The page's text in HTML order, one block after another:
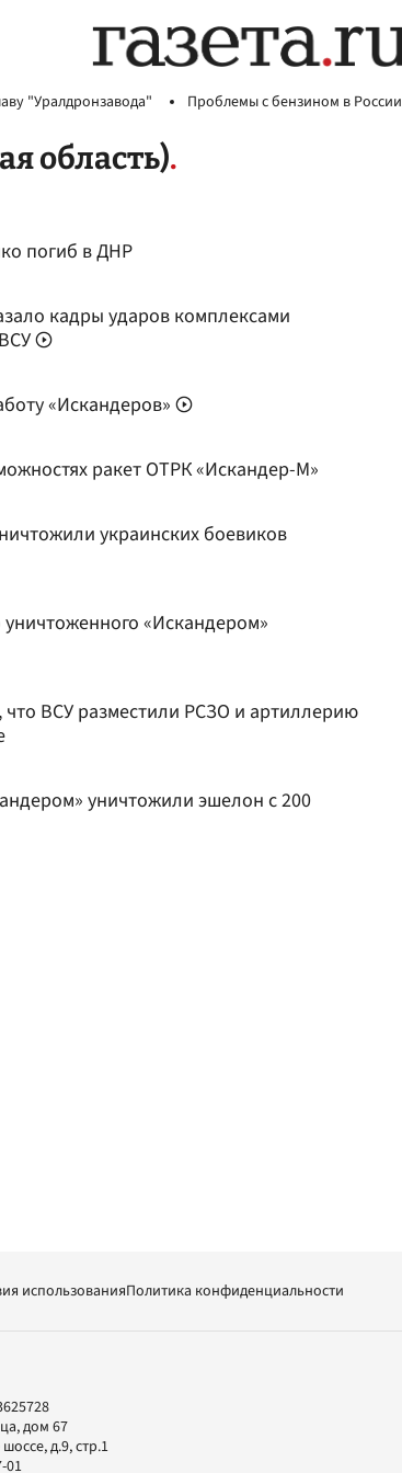
"Уралдронзавода" Проблемы с бензином в России
область)
погиб в ДНР
кадры ударов комплексами
«Искандеров»
ракет ОТРК «Искандер-М»
украинских боевиков
«Искандером»
ВСУ разместили РСЗО и артиллерию
уничтожили эшелон с 200
использованияПолитика конфиденциальности
дом 67
д.9, стр.1
01